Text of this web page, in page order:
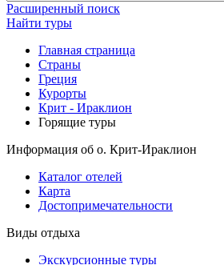
Расширенный поиск
Найти туры
Главная страница
Cтраны
Греция
Курорты
Крит - Ираклион
Горящие туры
Информация об о. Крит-Ираклион
Каталог отелей
Карта
Достопримечательности
Виды отдыха
Экскурсионные туры